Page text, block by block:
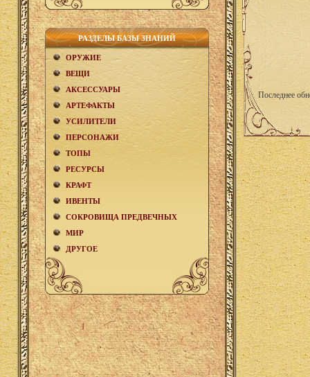
РАЗДЕЛЫ БАЗЫ ЗНАНИЙ
ОРУЖИЕ
ВЕЩИ
АКCЕСCУАРЫ
АРТЕФАКТЫ
УСИЛИТЕЛИ
ПЕРСОНАЖИ
ТОПЫ
РЕСУРСЫ
КРАФТ
ИВЕНТЫ
СОКРОВИЩА ПРЕДВЕЧНЫХ
МИР
ДРУГОЕ
Последнее